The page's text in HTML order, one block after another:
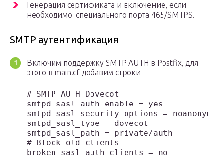
Генерация сертификата и включение, если
необходимо, специального порта 465/SMTPS.
SMTP аутентификация
Включим поддержку SMTP AUTH в Postfix, для
этого в main.cf добавим строки
# SMTP AUTH Dovecot
smtpd_sasl_auth_enable = yes
smtpd_sasl_security_options =
smtpd_sasl_type = dovecot
smtpd_sasl_path = private/auth
# Block old clients
broken_sasl_auth_clients = no